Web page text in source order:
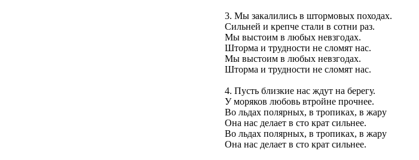
3. Мы закалились в штормовых походах.
Сильней и крепче стали в сотни раз.
Мы выстоим в любых невзгодах.
Шторма и трудности не сломят нас.
Мы выстоим в любых невзгодах.
Шторма и трудности не сломят нас.
4. Пусть близкие нас ждут на берегу.
У моряков любовь втройне прочнее.
Во льдах полярных, в тропиках, в жару
Она нас делает в сто крат сильнее.
Во льдах полярных, в тропиках, в жару
Она нас делает в сто крат сильнее.